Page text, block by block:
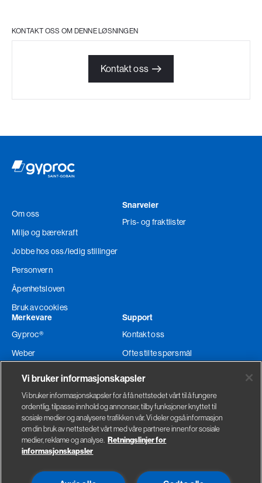
KONTAKT OSS OM DENNE LØSNINGEN
Kontakt oss
Om oss
Miljø og bærekraft
Jobbe hos oss/ledig stillinger
Personvern
Åpenhetsloven
Bruk av cookies
Snarveier
Pris- og fraktlister
Merkevare
Gyproc®
Weber
Support
Kontakt oss
Ofte stilte spørsmål
Ordre og levering
Faktura adresse
Gyproc Saint-Gobain Byggevarer
Vi bruker informasjonskapsler
Vi bruker informasjonskapsler for å få nettstedet vårt til å fungere
ordentlig, tilpasse innhold og annonser, tilby funksjoner knyttet til
sosiale medier og analysere trafikken vår. Vi deler også informasjon
om din bruk av nettstedet vårt med våre partnere innenfor sosiale
medier, reklame og analyse. Retningslinjer for
informasjonskapsler